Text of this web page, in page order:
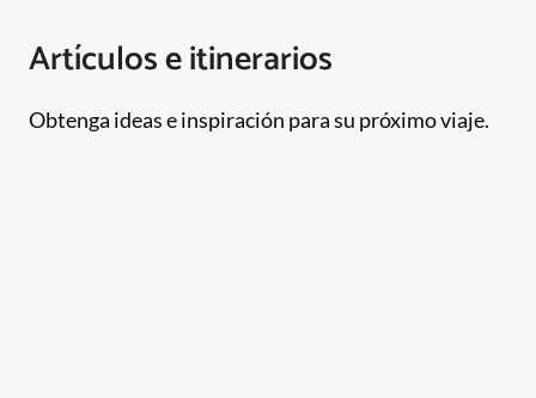
Artículos e itinerarios
Obtenga ideas e inspiración para su próximo viaje.